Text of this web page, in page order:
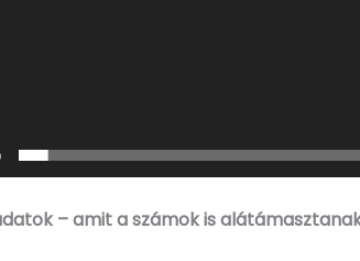
– amit a számok is